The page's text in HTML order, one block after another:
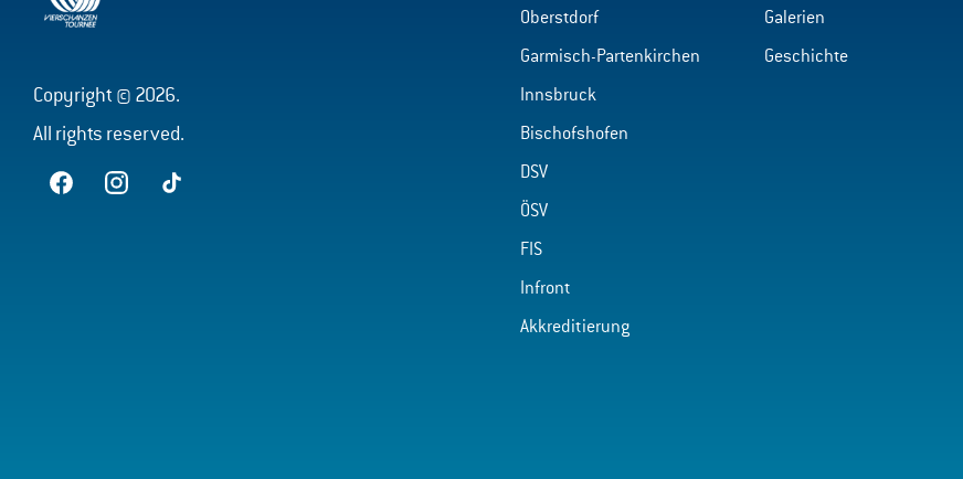
Copyright © 2026.
All rights reserved.
Oberstdorf
Garmisch-Partenkirchen
Innsbruck
Bischofshofen
DSV
ÖSV
FIS
Infront
Akkreditierung
Galerien
Geschichte